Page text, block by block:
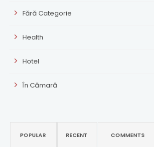
Fără Categorie
Health
Hotel
În Cămară
POPULAR RECENT COMMENTS